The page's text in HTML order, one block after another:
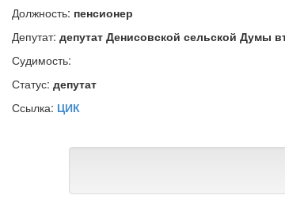
Должность: пенсионер
Депутат: депутат Денисовской сельской Думы
Судимость:
Статус: депутат
Ссылка: ЦИК